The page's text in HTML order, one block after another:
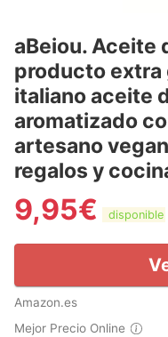
aBeiou. Aceite
producto extra
italiano aceite
aromatizado
artesano
regalos y
9,95€ disponible
Amazon.es
Mejor Precio Online